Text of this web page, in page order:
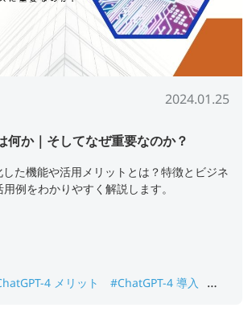
2024.01.25
何か｜そしてなぜ重要なのか？
した機能や活用メリットとは？特徴とビジネ
例をわかりやすく解説します。
4 メリット
#ChatGPT-4 導入